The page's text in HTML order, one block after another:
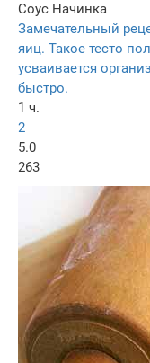
Соус Начинка
Замечательный
яиц. Такое тесто
усваивается
быстро.
1 ч.
2
5.0
263